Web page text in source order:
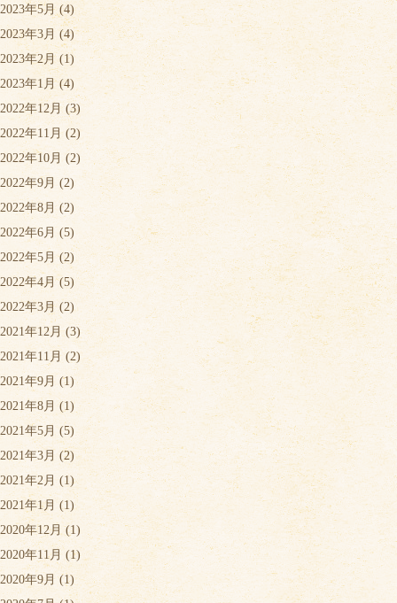
2023年5月 (4)
2023年3月 (4)
2023年2月 (1)
2023年1月(4)
2022年12月(3)
2022年11月 (2)
2022年10月 (2)
2022年9月 (2)
2022年8月 (2)
2022年6月 (5)
2022年5月 (2)
2022年4月(5)
2022年3月(2)
2021年12月 (3)
2021年11月 (2)
2021年9月 (1)
2021年8月 (1)
2021年5月 (5)
2021年3月 (2)
2021年2月 (1)
2021年1月 (1)
2020年12月(1)
2020年11月 (1)
2020年9月 (1)